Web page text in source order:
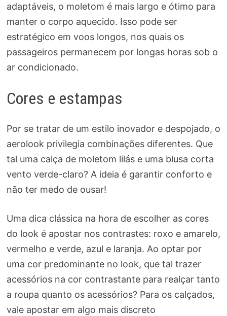
adaptáveis, o moletom é mais largo e ótimo para
manter o corpo aquecido. Isso pode ser
estratégico em voos longos, nos quais os
passageiros permanecem por longas horas sob o
ar condicionado.
Cores e estampas
Por se tratar de um estilo inovador e despojado, o
aerolook privilegia combinações diferentes. Que
tal uma calça de moletom lilás e uma blusa corta
vento verde-claro? A ideia é garantir conforto e
não ter medo de ousar!
Uma dica clássica na hora de escolher as cores
do look é apostar nos contrastes: roxo e amarelo,
vermelho e verde, azul e laranja. Ao optar por
uma cor predominante no look, que tal trazer
acessórios na cor contrastante para realçar tanto
a roupa quanto os acessórios? Para os calçados,
vale apostar em algo mais discreto